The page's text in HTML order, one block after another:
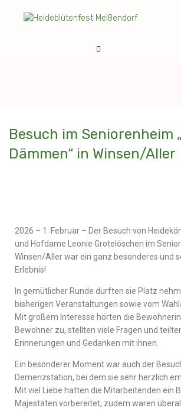
Besuch im Seniorenheim
Dämmen“ in Winsen/Aller
2026 – 1. Februar – Der Besuch von
und Hofdame Leonie Grotelöschen im
Winsen/Aller war ein ganz besonderes und
Erlebnis!
In gemütlicher Runde durften sie Platz
bisherigen Veranstaltungen sowie vom
Mit großem Interesse hörten die
Bewohner zu, stellten viele Fragen und
Erinnerungen und Gedanken mit ihnen.
Ein besonderer Moment war auch der
Demenzstation, bei dem sie sehr herzlich
Mit viel Liebe hatten die Mitarbeitenden ein
Majestäten vorbereitet, zudem waren